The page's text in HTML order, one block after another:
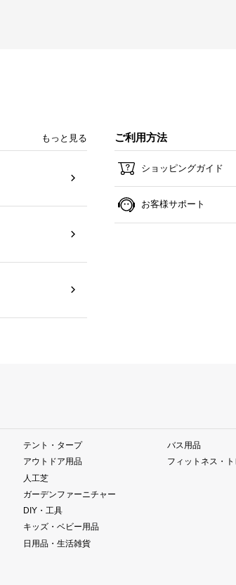
もっと見る ご利用方法
ショッピングガイド
お客様サポート
テント・タープ
アウトドア用品
人工芝
ガーデンファーニチャー
DIY・工具
キッズ・ベビー用品
日用品・生活雑貨
バス用品
フィットネス・